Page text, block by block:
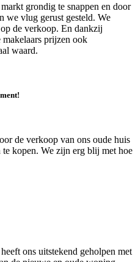
grondig te snappen en door
we vlug gerust gesteld. We
de verkoop. En dankzij
prijzen ook
waard.
de verkoop van ons oude huis
te kopen. We zijn erg blij met hoe
ons uitstekend geholpen met